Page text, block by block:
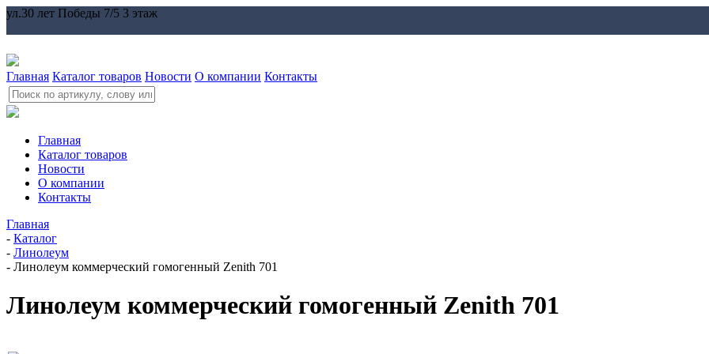
ул.30 лет Победы 7/5 3 этаж
Главная Каталог товаров Новости О компании Контакты
Главная
Каталог товаров
Новости
О компании
Контакты
Главная
- Каталог
- Линолеум
- Линолеум коммерческий гомогенный Zenith 701
Линолеум коммерческий гомогенный Zenith 701